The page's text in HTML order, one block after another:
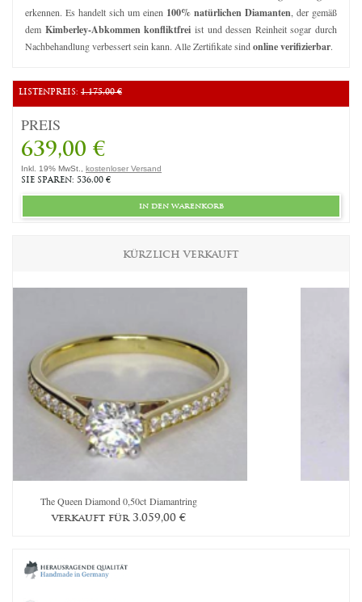
erkennen. Es handelt sich um einen 100% natürlichen Diamanten , der gemäß
dem Kimberley-Abkommen konfliktfrei ist und dessen Reinheit sogar durch
Nachbehandlung verbessert sein kann. Alle Zertifikate sindonline verifizierbar.
LISTENPREIS: 1.175,00 €
PREIS
639,00 €
Inkl. 19% MwSt., kostenloser Versand
SIE SPAREN: 536,00 €
in den warenkorb
KÜRZLICH VERKAUFT
The Queen Diamond 0,50ct Diamantring
verkauft für3.059,00€